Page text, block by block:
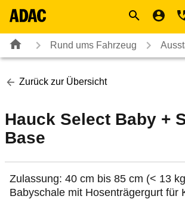
Rund ums Fahrzeug
Zurück zur Übersicht
Hauck Select Baby +
Base
Zulassung: 40 cm bis 85 cm (< 13
Babyschale mit Hosenträgergurt für